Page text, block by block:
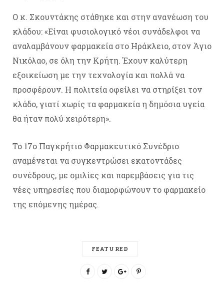
Ο κ. Σκουντάκης στάθηκε και στην ανανέωση του
κλάδου: «Είναι φυσιολογικό νέοι συνάδελφοι να
αναλαμβάνουν φαρμακεία στο Ηράκλειο, στον Άγιο
Νικόλαο, σε όλη την Κρήτη. Έχουν καλύτερη
εξοικείωση με την τεχνολογία και πολλά να
προσφέρουν. Η πολιτεία οφείλει να στηρίξει τον
κλάδο, γιατί χωρίς τα φαρμακεία η δημόσια υγεία
θα ήταν πολύ χειρότερη».
Το 17ο Παγκρήτιο Φαρμακευτικό Συνέδριο
αναμένεται να συγκεντρώσει εκατοντάδες
συνέδρους, με ομιλίες και παρεμβάσεις για τις
νέες υπηρεσίες που διαμορφώνουν το φαρμακείο
της επόμενης ημέρας.
FEATURED